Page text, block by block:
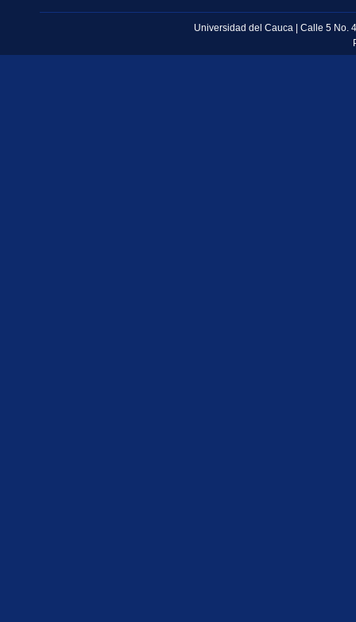
Universidad del Cauca | Calle 5 No.